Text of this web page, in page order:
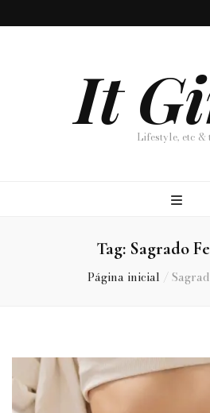
It Lifestyle, etc &
Tag: Sagrado
Página inicial /